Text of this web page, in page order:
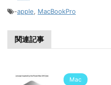
-apple, MacBookPro
関連記事
Mac